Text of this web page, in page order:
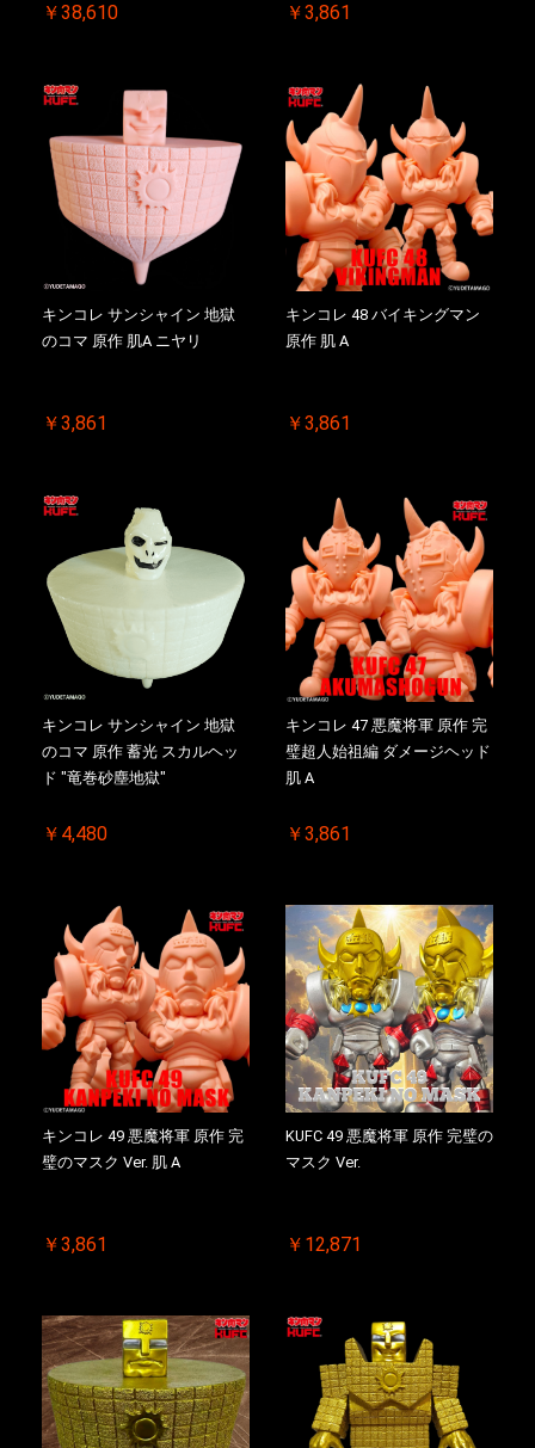
￥38,610 ￥3,861
キンコレ サンシャイン 地獄
のコマ 原作 肌A ニヤリ
￥3,861
キンコレ 48 バイキングマン
原作 肌 A
￥3,861
キンコレ サンシャイン 地獄
のコマ 原作 蓄光 スカルヘッ
ド "竜巻砂塵地獄"
￥4,480
キンコレ 47 悪魔将軍 原作 完
璧超人始祖編 ダメージヘッド
肌 A
￥3,861
キンコレ 49 悪魔将軍 原作 完
璧のマスク Ver. 肌 A
￥3,861
KUFC 49 悪魔将軍 原作 完璧の
マスク Ver.
￥12,871